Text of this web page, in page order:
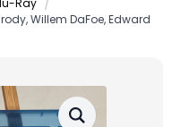
Willem DaFoe, Edward